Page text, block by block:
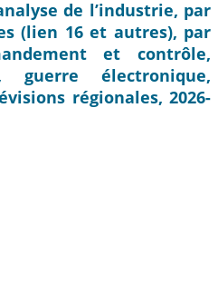
de l’industrie, par
(lien 16 et autres), par
et contrôle,
guerre électronique,
régionales, 2026-